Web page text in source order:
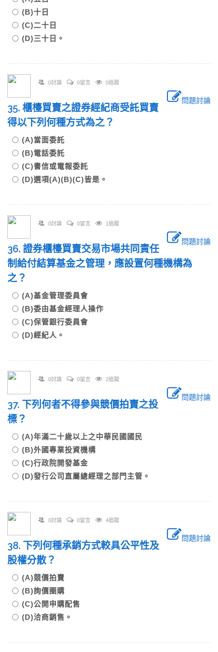
(B)十日
(C)二十日
(D)三十日。
0討論 0留言 0追蹤
問題討論
35. 櫃檯買賣之證券經紀商受託買賣
得以下列何種方式為之？
(A)當面委託
(B)電話委託
(C)書信或電報委託
(D)選項(A)(B)(C)皆是。
0討論 0留言 1追蹤
問題討論
36. 證券櫃檯買賣交易市場共同責任
制給付結算基金之管理，應設置何種機構為
之？
(A)基金管理委員會
(B)委由基金經理人操作
(C)保管銀行委員會
(D)經紀人。
0討論 0留言 2追蹤
問題討論
37. 下列何者不得參與競價拍賣之投
標？
(A)年滿二十歲以上之中華民國國民
(B)外國專業投資機構
(C)行政院開發基金
(D)發行公司直屬總經理之部門主管。
0討論 0留言 4追蹤
問題討論
38. 下列何種承銷方式較具公平性及
股權分散？
(A)競價拍賣
(B)詢價圈購
(C)公開申購配售
(D)洽商銷售。